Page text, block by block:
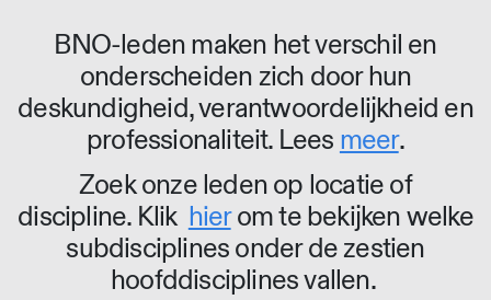
BNO-leden maken het verschil en
onderscheiden zich door hun
deskundigheid, verantwoordelijkheid en
professionaliteit. Lees meer.
Zoek onze leden op locatie of
discipline. Klik hierom te bekijken welke
subdisciplines onder de zestien
hoofddisciplines vallen.